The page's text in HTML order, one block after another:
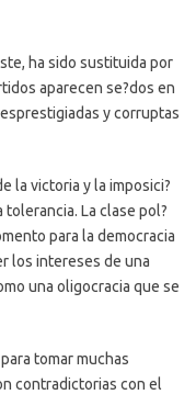
ha sido sustituida por
aparecen se?dos en
y corruptas
victoria y la imposici?
La clase pol?
para la democracia
los intereses de una
una oligocracia que se
tomar muchas
contradictorias con el